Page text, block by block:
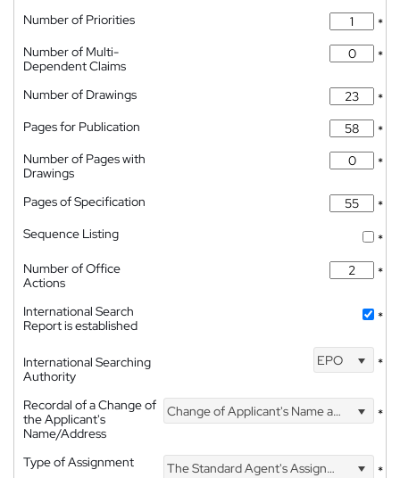
Number of Priorities
*
Number of Multi-
Dependent Claims
*
Number of Drawings
*
Pages for Publication
*
Number of Pages with
Drawings
*
Pages of Specification
*
Sequence Listing
*
Number of Office
Actions
*
International Search
Report is established
*
International Searching
Authority
EPO *
Recordal of a Change of
the Applicant's
Name/Address
Change of Applicant's Name and Address *
Type of Assignment The Standard Agent's Assignment *